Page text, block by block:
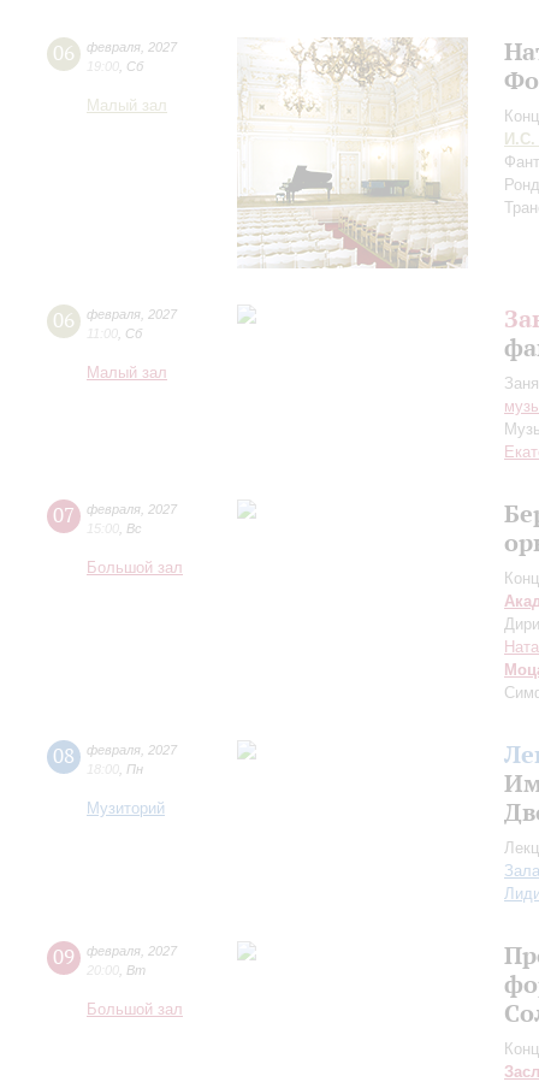
06 февраля 2027
19:00 Сб
Малый зал
И.С.
06 февраля 2027
11:00 Сб
Малый зал
07 февраля 2027
15:00 Вс
Большой зал
08 февраля 2027
18:00 Пн
Музиторий
09 февраля 2027
20:00 Вт
Большой зал